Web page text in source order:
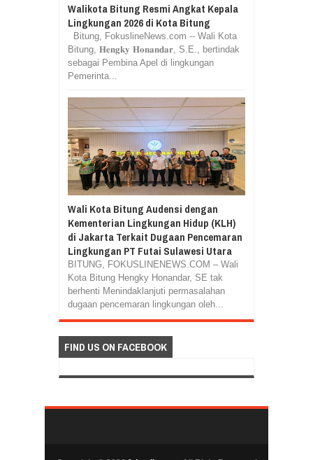
Walikota Bitung Resmi Angkat Kepala
Lingkungan 2026 di Kota Bitung
Bitung, FokuslineNews.com -- Wali Kota
Bitung, 𝐇𝐞𝐧𝐠𝐤𝐲 𝐇𝐨𝐧𝐚𝐧𝐝𝐚𝐫, S.E., bertindak
sebagai Pembina Apel di lingkungan
Pemerinta...
Wali Kota Bitung Audensi dengan
Kementerian Lingkungan Hidup (KLH)
di Jakarta Terkait Dugaan Pencemaran
Lingkungan PT Futai Sulawesi Utara
BITUNG, FOKUSLINENEWS.COM – Wali
Kota Bitung Hengky Honandar, SE tak
berhenti Menindaklanjuti permasalahan
dugaan pencemaran lingkungan oleh...
FIND US ON FACEBOOK